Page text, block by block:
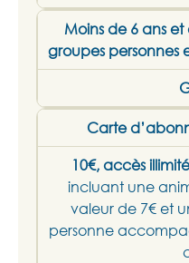
Moins de 6 ans
groupes personnes
Carte
10€, accès
incluant une
valeur de 7€ et
personne